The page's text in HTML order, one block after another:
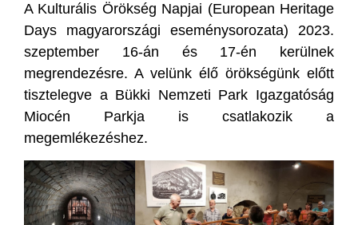
A Kulturális Örökség Napjai (European Heritage
Days magyarországi eseménysorozata) 2023.
szeptember 16-án és 17-én kerülnek
megrendezésre. A velünk élő örökségünk előtt
tisztelegve a Bükki Nemzeti Park Igazgatóság
Miocén Parkja is csatlakozik a
megemlékezéshez.